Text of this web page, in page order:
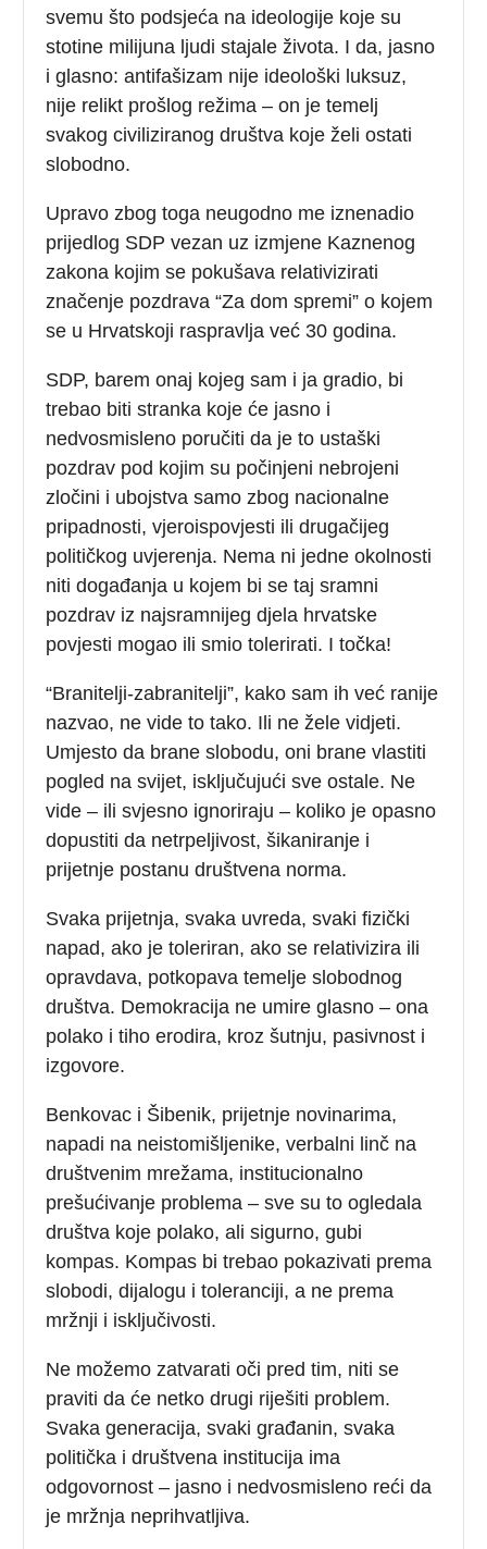
svemu što podsjeća na ideologije koje su
stotine milijuna ljudi stajale života. I da, jasno
i glasno: antifašizam nije ideološki luksuz,
nije relikt prošlog režima – on je temelj
svakog civiliziranog društva koje želi ostati
slobodno.
Upravo zbog toga neugodno me iznenadio
prijedlog SDP vezan uz izmjene Kaznenog
zakona kojim se pokušava relativizirati
značenje pozdrava “Za dom spremi” o kojem
se u Hrvatskoji raspravlja već 30 godina.
SDP, barem onaj kojeg sam i ja gradio, bi
trebao biti stranka koje će jasno i
nedvosmisleno poručiti da je to ustaški
pozdrav pod kojim su počinjeni nebrojeni
zločini i ubojstva samo zbog nacionalne
pripadnosti, vjeroispovjesti ili drugačijeg
političkog uvjerenja. Nema ni jedne okolnosti
niti događanja u kojem bi se taj sramni
pozdrav iz najsramnijeg djela hrvatske
povjesti mogao ili smio tolerirati. I točka!
“Branitelji-zabranitelji”, kako sam ih već ranije
nazvao, ne vide to tako. Ili ne žele vidjeti.
Umjesto da brane slobodu, oni brane vlastiti
pogled na svijet, isključujući sve ostale. Ne
vide – ili svjesno ignoriraju – koliko je opasno
dopustiti da netrpeljivost, šikaniranje i
prijetnje postanu društvena norma.
Svaka prijetnja, svaka uvreda, svaki fizički
napad, ako je toleriran, ako se relativizira ili
opravdava, potkopava temelje slobodnog
društva. Demokracija ne umire glasno – ona
polako i tiho erodira, kroz šutnju, pasivnost i
izgovore.
Benkovac i Šibenik, prijetnje novinarima,
napadi na neistomišljenike, verbalni linč na
društvenim mrežama, institucionalno
prešućivanje problema – sve su to ogledala
društva koje polako, ali sigurno, gubi
kompas. Kompas bi trebao pokazivati prema
slobodi, dijalogu i toleranciji, a ne prema
mržnji i isključivosti.
Ne možemo zatvarati oči pred tim, niti se
praviti da će netko drugi riješiti problem.
Svaka generacija, svaki građanin, svaka
politička i društvena institucija ima
odgovornost – jasno i nedvosmisleno reći da
je mržnja neprihvatljiva.